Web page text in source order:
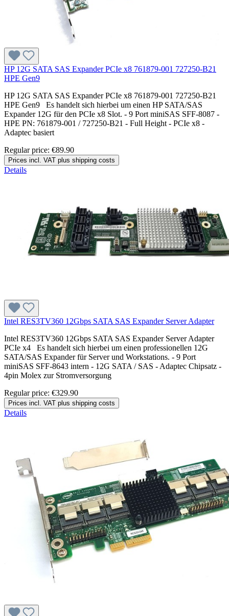
HP 12G SATA SAS Expander PCIe x8 761879-001 727250-B21
HPE Gen9
HP 12G SATA SAS Expander PCIe x8 761879-001 727250-B21
HPE Gen9 Es handelt sich hierbei um einen HP SATA/SAS
Expander 12G für den PCIe x8 Slot. - 9 Port miniSAS SFF-8087 -
HPE PN: 761879-001 / 727250-B21 - Full Height - PCIe x8 -
Adaptec basiert
Regular price: €89.90
Prices incl. VAT plus shipping costs
Details
Intel RES3TV360 12Gbps SATA SAS Expander Server Adapter
Intel RES3TV360 12Gbps SATA SAS Expander Server Adapter
PCIe x4 Es handelt sich hierbei um einen professionellen 12G
SATA/SAS Expander für Server und Workstations. - 9 Port
miniSAS SFF-8643 intern - 12G SATA / SAS - Adaptec Chipsatz -
4pin Molex zur Stromversorgung
Regular price: €329.90
Prices incl. VAT plus shipping costs
Details